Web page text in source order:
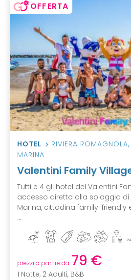
OFFERTA
HOTEL RIVIERA ROMAGNOLA,
MARINA
Valentini Family
Tutti e 4 gli hotel del Valentini
accesso diretto alla spiaggia di
Marina, cittadina family-friendly
...
prezzi a partire da 79 €
1 Notte, 2 Adulti, B&B